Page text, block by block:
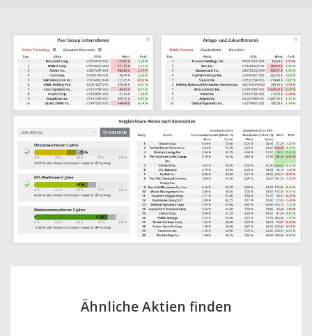
Ähnliche Aktien finden